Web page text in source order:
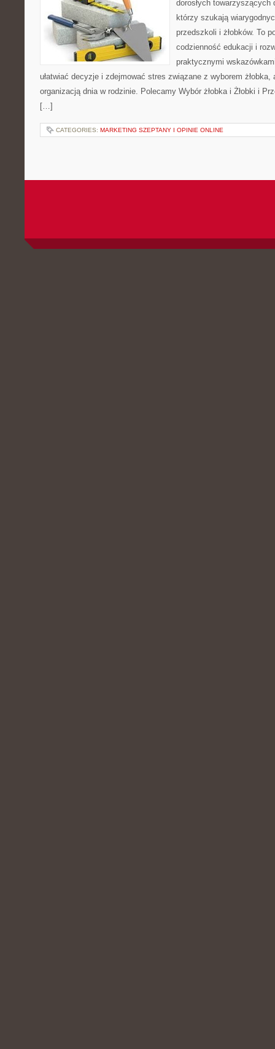
dorosłych
którzy szukają
przedszkoli i żłobków. To
codzienność edukacji i
praktycznymi
ułatwiać decyzje i zdejmować stres związane z wyborem
organizacją dnia w rodzinie. Polecamy Wybór żłobka i Żłobki i
[…]
CATEGORIES: MARKETING SZEPTANY I OPINIE ONLINE